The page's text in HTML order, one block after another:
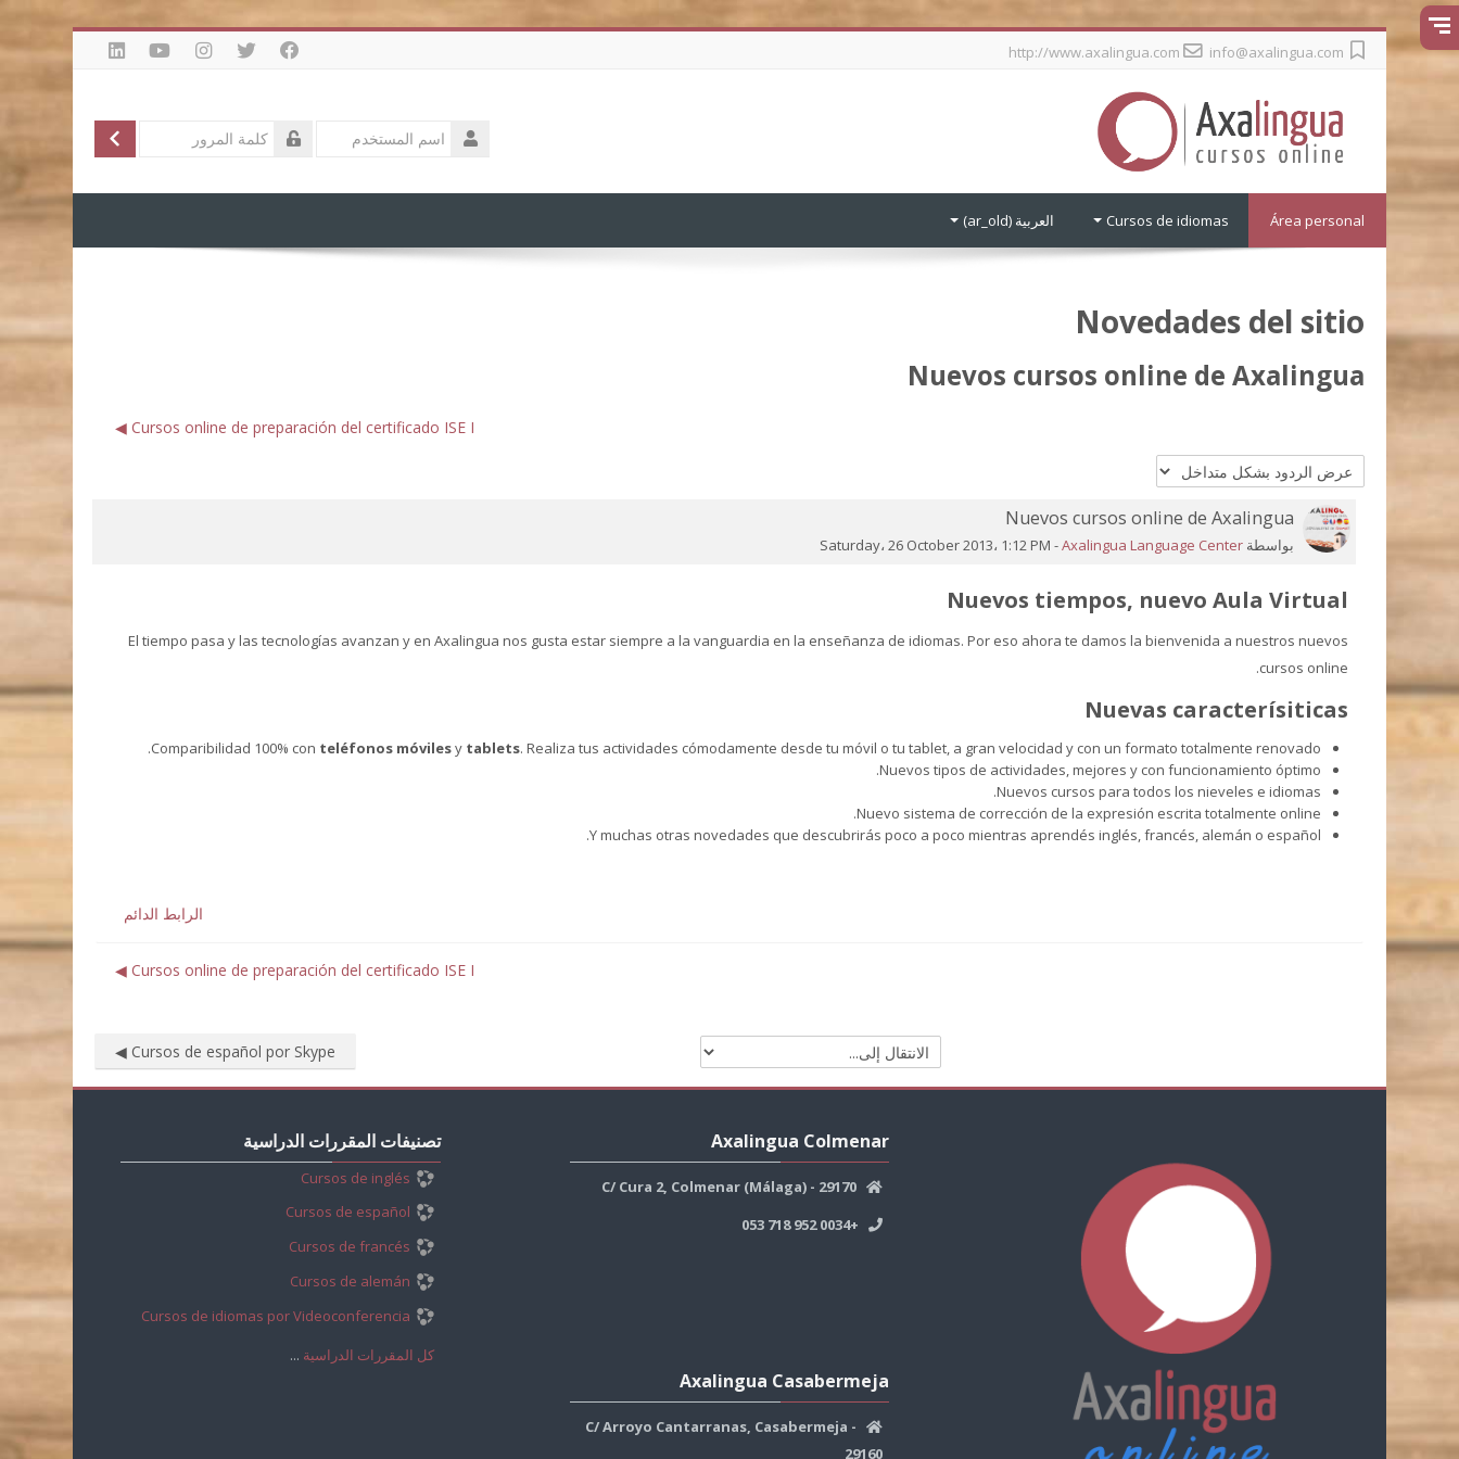
تجاوز
http://www.axalingua.com info@axalingua.com
اسم
المستخدم
تسجيل
Área personal
Cursos de idiomas العربية ‎(ar_old)‎
Novedades del sitio
Nuevos cursos online de Axalingua
Cursos online de preparación del certificado ISE I ◀︎
Nuevos cursos online de Axalingua
بواسطة Saturday، 26 October 2013، 1:12 PM -Axalingua Language Center
عدد
الردود:
Nuevos tiempos, nuevo Aula Virtual
El tiempo pasa y las tecnologías avanzan y en Axalingua nos gusta estar siempre a la vanguardia en la enseñanza de idiomas. Por eso ahora te damos la bienvenida a nuestros nuevos
cursos online.
Nuevas caracterísiticas
Comparibilidad 100% con teléfonos móvilesy tablets. Realiza tus actividades cómodamente desde tu móvil o tu tablet, a gran velocidad y con un formato totalmente renovado.
Nuevos tipos de actividades, mejores y con funcionamiento óptimo.
Nuevos cursos para todos los nieveles e idiomas.
Nuevo sistema de corrección de la expresión escrita totalmente online.
Y muchas otras novedades que descubrirás poco a poco mientras aprendés inglés, francés, alemán o español.
الرابط الدائم
Cursos online de preparación del certificado ISE I ◀︎
الانتقال
إلى...
Cursos de español por Skype ◀︎
Axalingua Colmenar
C/ Cura 2, Colmenar (Málaga) - 29170
+0034 952 718 053
Casabermeja
Axalingua Casabermeja
C/ Arroyo Cantarranas, Casabermeja -
29160
المقررات
الدراسية
تصنيفات المقررات الدراسية
Cursos de inglés
Cursos de español
Cursos de francés
Cursos de alemán
Cursos de idiomas por Videoconferencia
كل المقررات الدراسية ...